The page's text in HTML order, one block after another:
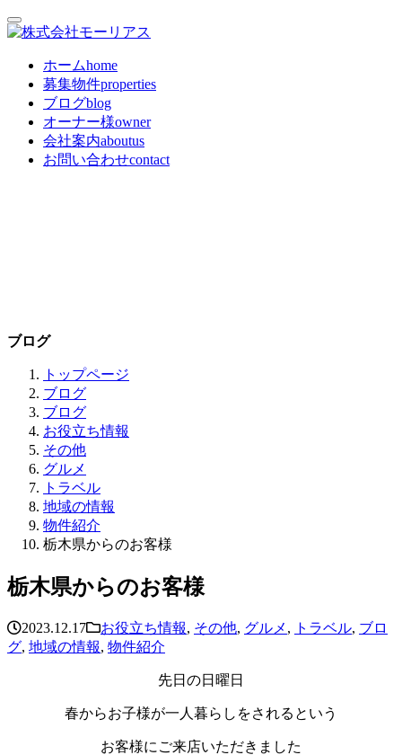
ホームhome
募集物件properties
ブログblog
オーナー様owner
会社案内aboutus
お問い合わせcontact
ブログ
トップページ
ブログ
ブログ
お役立ち情報
その他
グルメ
トラベル
地域の情報
物件紹介
栃木県からのお客様
栃木県からのお客様
2023.12.17 お役立ち情報, その他, グルメ , トラベル, ブロ
グ, 地域の情報, 物件紹介
先日の日曜日
春からお子様が一人暮らしをされるという
お客様にご来店いただきました